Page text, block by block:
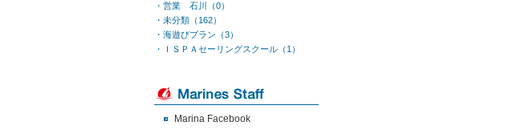
・営業 石川（0）
・未分類（162）
・海遊びプラン（3）
・ＩＳＰＡセーリングスクール（1）
Marina Facebook